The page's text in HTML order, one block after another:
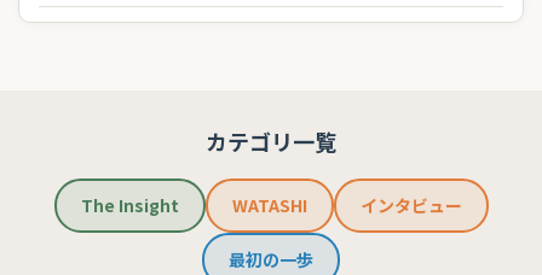
カテゴリ一覧
The Insight WATASHI インタビュー
最初の一歩